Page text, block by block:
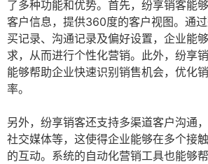
了多种功能和优势。首先，纷享销客能
客户信息，提供360度的客户视图。通
买记录、沟通记录及偏好设置，企业能
求，从而进行个性化营销。此外，纷享
能够帮助企业快速识别销售机会，优化
率。
另外，纷享销客还支持多渠道客户沟通
社交媒体等，这使得企业能够在多个接
的互动。系统的自动化营销工具也能够